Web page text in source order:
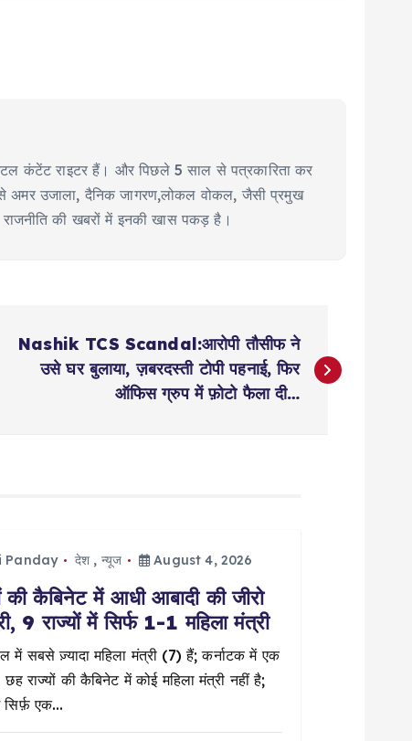
कंटेंट राइटर हैं। और पिछले 5 साल से पत्रकारिता कर
अमर उजाला, दैनिक जागरण,लोकल वोकल, जैसी प्रमुख
की खबरों में इनकी खास पकड़ है।
Nashik TCS Scandal:आरोपी तौसीफ ने
उसे घर बुलाया, ज़बरदस्ती टोपी पहनाई, फिर
ऑफिस ग्रुप में फ़ोटो फैला दी…
Panday देश , न्यूज August 4, 2026
की कैबिनेट में आधी आबादी की जीरो
9 राज्यों में सिर्फ 1-1 महिला मंत्री
में सबसे ज़्यादा महिला मंत्री (7) हैं; कर्नाटक में एक
राज्यों की कैबिनेट में कोई महिला मंत्री नहीं है;
सिर्फ़ एक…